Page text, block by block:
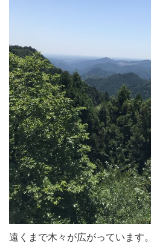
遠くまで木々が広がっています。